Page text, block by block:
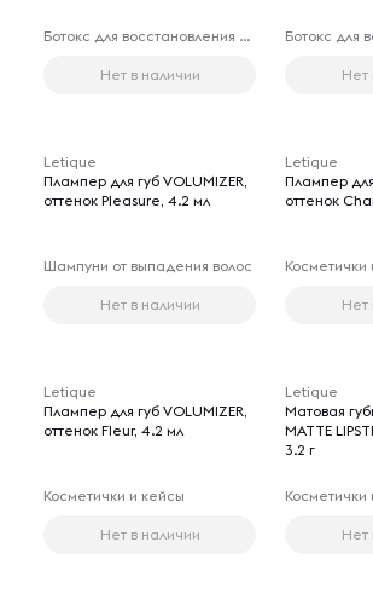
Ботокс для восстановления волос
Нет в наличии Нет
Letique
Плампер для губ VOLUMIZER,
оттенок Pleasure, 4.2 мл
Шампуни от выпадения волос
Нет в наличии
Letique
Плампер для
оттенок
Косметички
Нет
Letique
Плампер для губ VOLUMIZER,
оттенок Fleur, 4.2 мл
Косметички и кейсы
Нет в наличии
Letique
Матовая
MATTE
3.2 г
Косметички
Нет